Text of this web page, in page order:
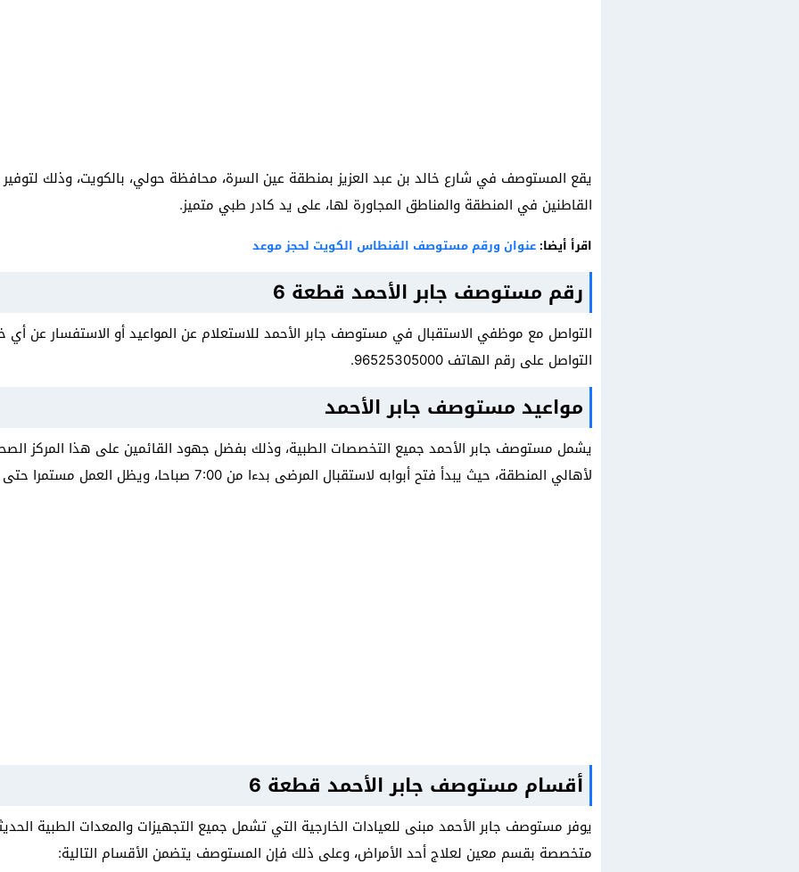
يقع المستوصف في شارع خالد بن عبد العزيز بمنطقة عين السرة، محافظة حولي، بالكويت، وذلك
القاطنين في المنطقة والمناطق المجاورة لها، على يد كادر طبي متميز.
اقرأ أيضا: عنوان ورقم مستوصف الفنطاس الكويت لحجز موعد
رقم مستوصف جابر الأحمد قطعة 6
التواصل مع موظفي الاستقبال في مستوصف جابر الأحمد للاستعلام عن المواعيد أو الاستفسار عن
التواصل على رقم الهاتف 96525305000.
مواعيد مستوصف جابر الأحمد
يشمل مستوصف جابر الأحمد جميع التخصصات الطبية، وذلك بفضل جهود القائمين على هذا المركز
لأهالي المنطقة، حيث يبدأ فتح أبوابه لاستقبال المرضى بدءا من 7:00 صباحا، ويظل العمل مستمرا حتى تمام 12:00.
أقسام مستوصف جابر الأحمد قطعة 6
يوفر مستوصف جابر الأحمد مبنى للعيادات الخارجية التي تشمل جميع التجهيزات والمعدات الطبية
متخصصة بقسم معين لعلاج أحد الأمراض، وعلى ذلك فإن المستوصف يتضمن الأقسام التالية: